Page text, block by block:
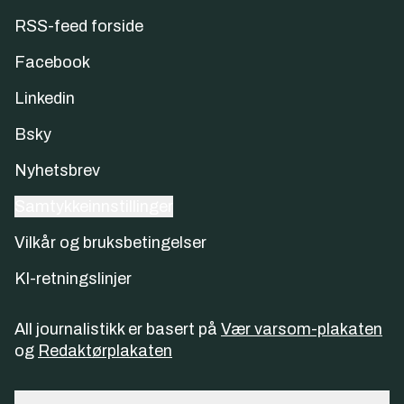
RSS-feed forside
Facebook
Linkedin
Bsky
Nyhetsbrev
Vilkår og bruksbetingelser
KI-retningslinjer
All journalistikk er basert på Vær varsom-plakaten
og Redaktørplakaten